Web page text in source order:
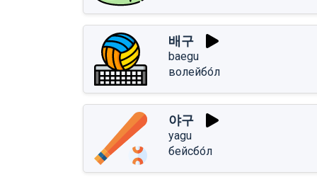
배구
baegu
волейбо́л
야구
yagu
бейсбо́л